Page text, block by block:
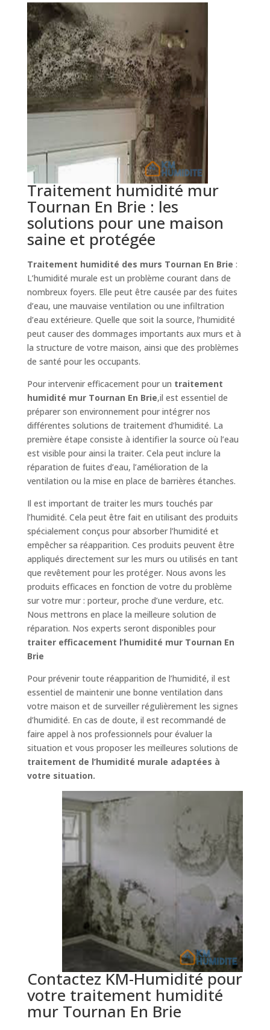
Traitement humidité mur
Tournan En Brie : les
solutions pour une maison
saine et protégée
Traitement humidité des murs Tournan En Brie :
L’humidité murale est un problème courant dans de
nombreux foyers. Elle peut être causée par des fuites
d’eau, une mauvaise ventilation ou une infiltration
d’eau extérieure. Quelle que soit la source, l’humidité
peut causer des dommages importants aux murs et à
la structure de votre maison, ainsi que des problèmes
de santé pour les occupants.
Pour intervenir efficacement pour un traitement
humidité mur Tournan En Brie,il est essentiel de
préparer son environnement pour intégrer nos
différentes solutions de traitement d’humidité. La
première étape consiste à identifier la source où l’eau
est visible pour ainsi la traiter. Cela peut inclure la
réparation de fuites d’eau, l’amélioration de la
ventilation ou la mise en place de barrières étanches.
Il est important de traiter les murs touchés par
l’humidité. Cela peut être fait en utilisant des produits
spécialement conçus pour absorber l’humidité et
empêcher sa réapparition. Ces produits peuvent être
appliqués directement sur les murs ou utilisés en tant
que revêtement pour les protéger. Nous avons les
produits efficaces en fonction de votre du problème
sur votre mur : porteur, proche d’une verdure, etc.
Nous mettrons en place la meilleure solution de
réparation. Nos experts seront disponibles pour
traiter efficacement l’humidité mur Tournan En
Brie
Pour prévenir toute réapparition de l’humidité, il est
essentiel de maintenir une bonne ventilation dans
votre maison et de surveiller régulièrement les signes
d’humidité. En cas de doute, il est recommandé de
faire appel à nos professionnels pour évaluer la
situation et vous proposer les meilleures solutions de
traitement de l’humidité murale adaptées à
votre situation.
Contactez KM-Humidité pour
votre traitement humidité
mur Tournan En Brie